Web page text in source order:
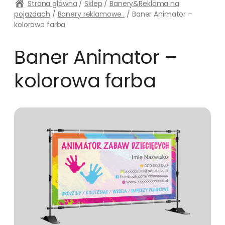
Strona główna / Sklep / Banery&Reklama na
pojazdach / Banery reklamowe . / Baner Animator –
kolorowa farba
Baner Animator –
kolorowa farba